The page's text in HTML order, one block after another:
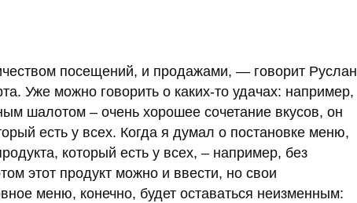
посещений, и продажами, — говорит Руслан
Уже можно говорить о каких-то удачах: например,
шалотом – очень хорошее сочетание вкусов, он
есть у всех. Когда я думал о постановке меню,
который есть у всех, – например, без
этот продукт можно и ввести, но свои
меню, конечно, будет оставаться неизменным: